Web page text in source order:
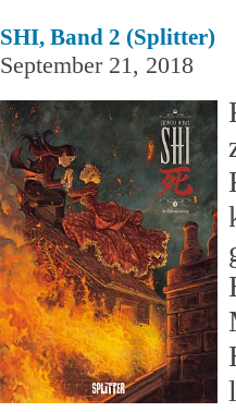
SHI, Band 2 (Splitter)
September 21, 2018